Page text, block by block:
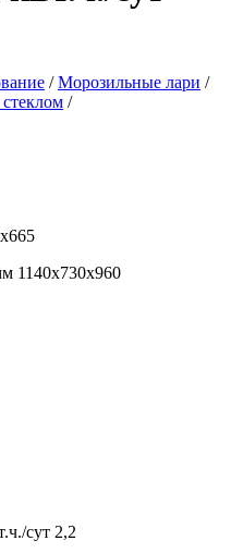
/ Морозильные лари /
/
1140х730х960
сут 2,2